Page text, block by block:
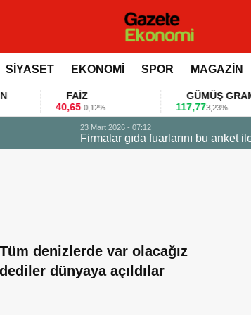
SİYASET EKONOMİ SPOR MAGAZİN
-0,12%
GÜMÜŞ GRAM
117,773,23%
Tüm denizlerde var olacağız
dediler dünyaya açıldılar